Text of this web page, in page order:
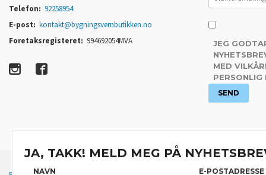
Telefon: 92258954
E-post: kontakt@bygningsvernbutikken.no
Foretaksregisteret: 994692054MVA
JEG
MED
PERSONLIG
JA, TAKK! MELD MEG PÅ
NAVN E-POSTADRESSE